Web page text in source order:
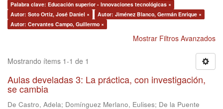
Palabra clave: Educación superior - Innovaciones tecnológicas ×
Autor: Soto Ortiz, José Daniel ×
Autor: Jiménez Blanco, Germán Enrique ×
Autor: Cervantes Campo, Guillermo ×
Mostrar Filtros Avanzados
Mostrando ítems 1-1 de 1
Aulas develadas 3: La práctica, con investigación,
se cambia
De Castro, Adela; Domínguez Merlano, Eulises; De la Puente